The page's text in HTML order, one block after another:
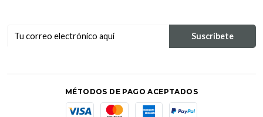
MÉTODOS DE PAGO ACEPTADOS